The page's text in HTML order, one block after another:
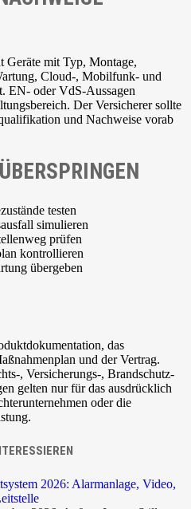
Geräte mit Typ, Montage,
Cloud-, Mobilfunk- und
EN- oder VdS-Aussagen
Der Versicherer sollte
und Nachweise vorab
testen
simulieren
prüfen
kontrollieren
übergeben
das
und der Vertrag.
, Versicherungs-, Brandschutz-
gelten nur für das ausdrücklich
oder die
2026: Alarmanlage, Video,